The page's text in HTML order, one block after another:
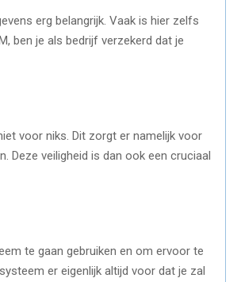
erg belangrijk. Vaak is hier zelfs
ben je als bedrijf verzekerd dat je
voor niks. Dit zorgt er namelijk voor
Deze veiligheid is dan ook een cruciaal
te gaan gebruiken en om ervoor te
er eigenlijk altijd voor dat je zal